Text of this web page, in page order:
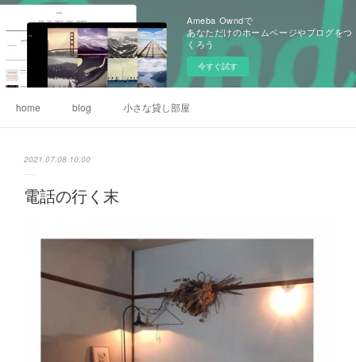
Ameba Owndで
あなただけのホームページやブログをつ
くろう
今すぐ試す
home blog 小さな貸し部屋
2021.07.08 10:00
電話の行く末